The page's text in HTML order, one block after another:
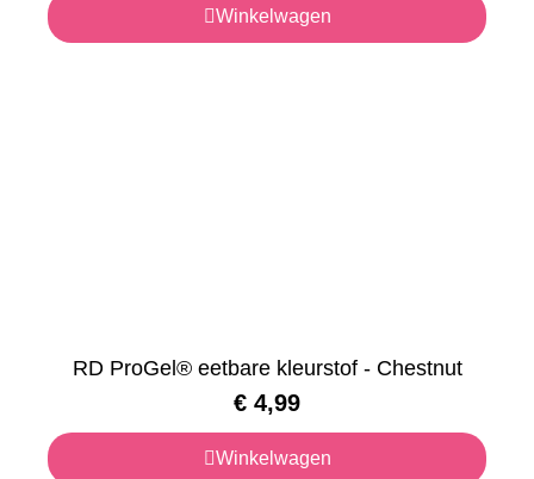
Winkelwagen
RD ProGel® eetbare kleurstof - Chestnut
€ 4,99
Winkelwagen